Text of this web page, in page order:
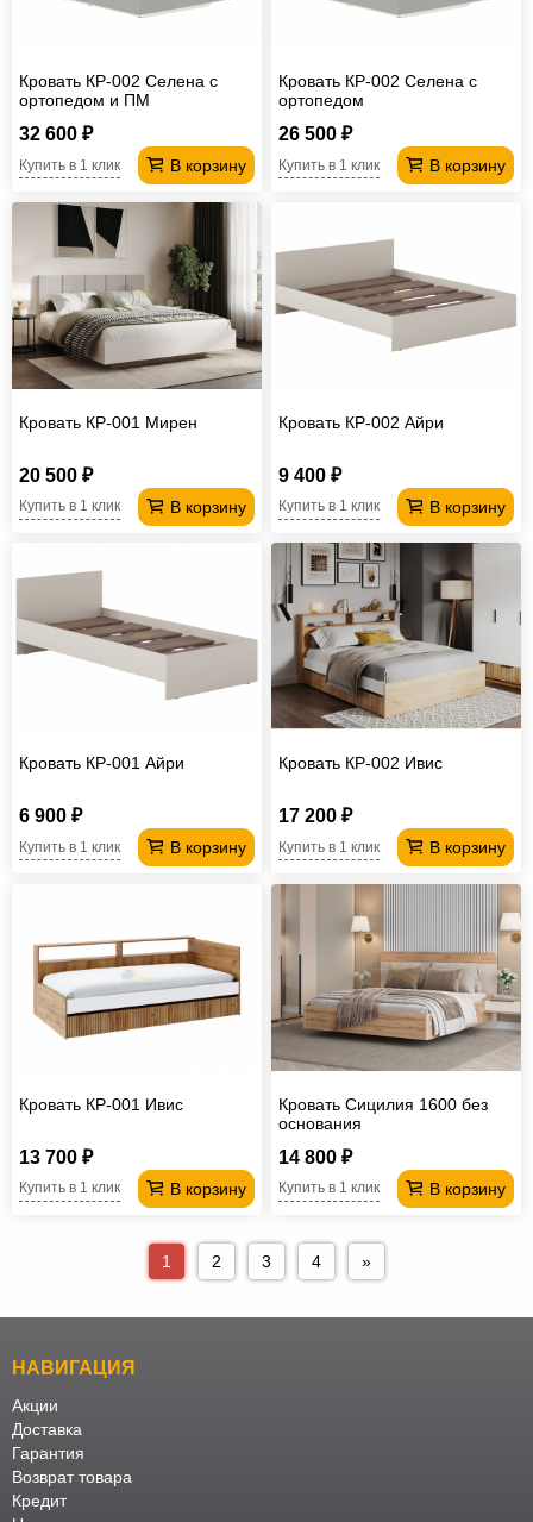
Кровать КР-002 Селена с
ортопедом и ПМ
32 600 ₽
В корзину
Купить в 1 клик
Кровать КР-002 Селена с
ортопедом
26 500 ₽
В корзину
Купить в 1 клик
Кровать КР-001 Мирен
20 500 ₽
В корзину
Купить в 1 клик
Кровать КР-002 Айри
9 400 ₽
В корзину
Купить в 1 клик
Кровать КР-001 Айри
6 900 ₽
В корзину
Купить в 1 клик
Кровать КР-002 Ивис
17 200 ₽
В корзину
Купить в 1 клик
Кровать КР-001 Ивис
13 700 ₽
В корзину
Купить в 1 клик
Кровать Сицилия 1600 без
основания
14 800 ₽
В корзину
Купить в 1 клик
1 2 3 4 »
НАВИГАЦИЯ
Акции
Доставка
Гарантия
Возврат товара
Кредит